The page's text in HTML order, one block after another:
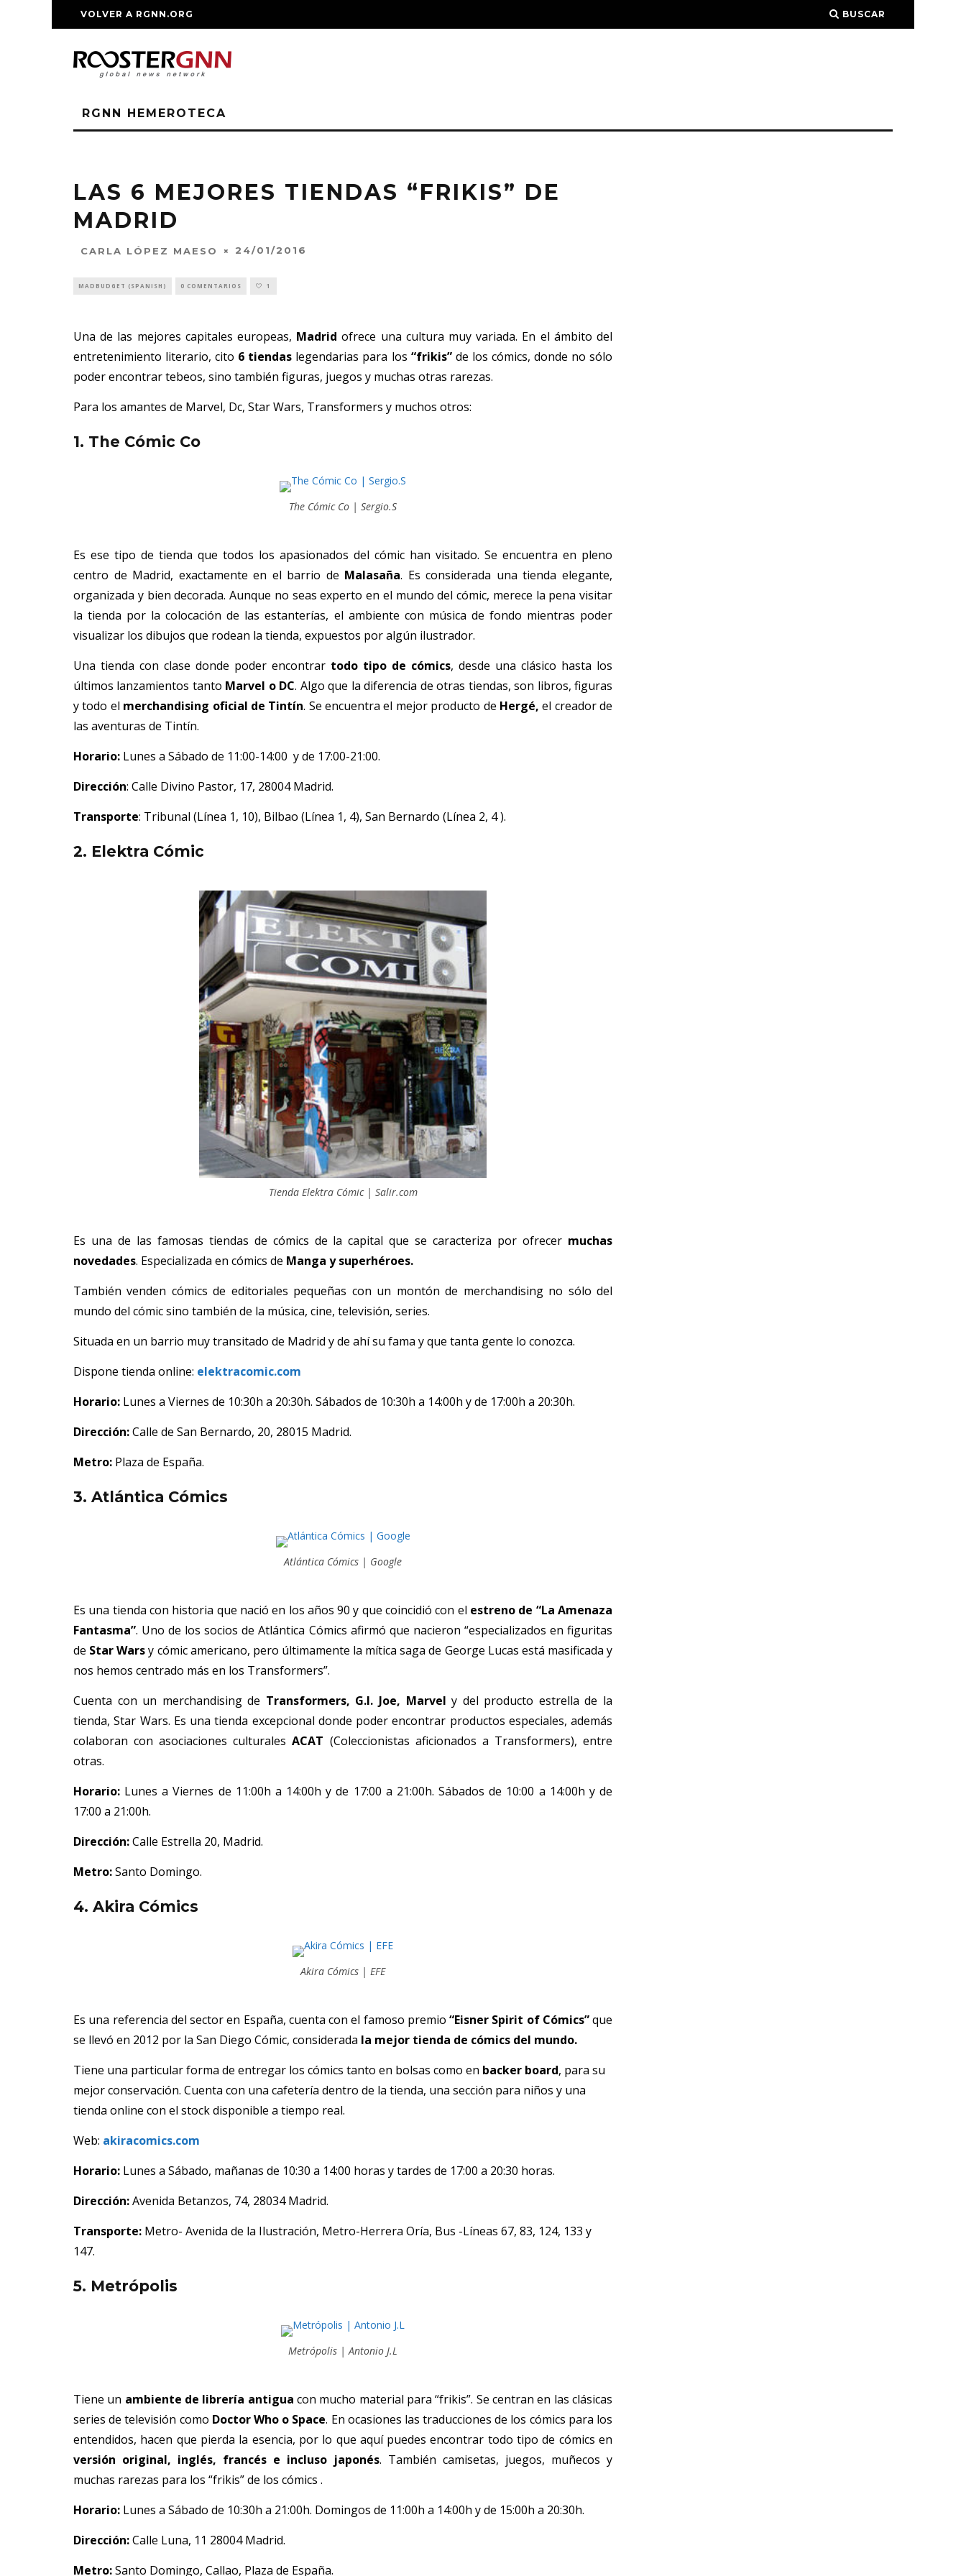
VOLVER A RGNN.ORG BUSCAR
RGNN HEMEROTECA
LAS 6 MEJORES TIENDAS “FRIKIS” DE
MADRID
CARLA LÓPEZ MAESO 24/01/2016
MADBUDGET (SPANISH) 0 COMENTARIOS 1
Una de las mejores capitales europeas, Madrid ofrece una cultura muy variada. En el ámbito del
entretenimiento literario, cito 6 tiendas legendarias para los “frikis”de los cómics, donde no sólo
poder encontrar tebeos, sino también figuras, juegos y muchas otras rarezas.
Para los amantes de Marvel, Dc, Star Wars, Transformers y muchos otros:
1. The Cómic Co
The Cómic Co | Sergio.S
Es ese tipo de tienda que todos los apasionados del cómic han visitado. Se encuentra en pleno
centro de Madrid, exactamente en el barrio de Malasaña. Es considerada una tienda elegante,
organizada y bien decorada. Aunque no seas experto en el mundo del cómic, merece la pena visitar
la tienda por la colocación de las estanterías, el ambiente con música de fondo mientras poder
visualizar los dibujos que rodean la tienda, expuestos por algún ilustrador.
Una tienda con clase donde poder encontrar todo tipo de cómics, desde una clásico hasta los
últimos lanzamientos tanto Marvel o DC. Algo que la diferencia de otras tiendas, son libros, figuras
y todo el merchandising oficial de Tintín. Se encuentra el mejor producto de Hergé, el creador de
las aventuras de Tintín.
Horario: Lunes a Sábado de 11:00-14:00 y de 17:00-21:00.
Dirección: Calle Divino Pastor, 17, 28004 Madrid.
Transporte: Tribunal (Línea 1, 10), Bilbao (Línea 1, 4), San Bernardo (Línea 2, 4 ).
2. Elektra Cómic
Tienda Elektra Cómic | Salir.com
Es una de las famosas tiendas de cómics de la capital que se caracteriza por ofrecer muchas
novedades. Especializada en cómics de Manga y superhéroes.
También venden cómics de editoriales pequeñas con un montón de merchandising no sólo del
mundo del cómic sino también de la música, cine, televisión, series.
Situada en un barrio muy transitado de Madrid y de ahí su fama y que tanta gente lo conozca.
Dispone tienda online: elektracomic.com
Horario: Lunes a Viernes de 10:30h a 20:30h. Sábados de 10:30h a 14:00h y de 17:00h a 20:30h.
Dirección:Calle de San Bernardo, 20, 28015 Madrid.
Metro: Plaza de España.
3. Atlántica Cómics
Atlántica Cómics | Google
Es una tienda con historia que nació en los años 90 y que coincidió con el estreno de “La Amenaza
Fantasma”. Uno de los socios de Atlántica Cómics afirmó que nacieron “especializados en figuritas
de Star Warsy cómic americano, pero últimamente la mítica saga de George Lucas está masificada y
nos hemos centrado más en los Transformers”.
Cuenta con un merchandising de Transformers, G.I. Joe, Marvel y del producto estrella de la
tienda, Star Wars. Es una tienda excepcional donde poder encontrar productos especiales, además
colaboran con asociaciones culturalesACAT (Coleccionistas aficionados a Transformers), entre
otras.
Horario: Lunes a Viernes de 11:00h a 14:00h y de 17:00 a 21:00h. Sábados de 10:00 a 14:00h y de
17:00 a 21:00h.
Dirección:Calle Estrella 20, Madrid.
Metro:Santo Domingo.
4. Akira Cómics
Akira Cómics | EFE
Es una referencia del sector en España, cuenta con el famoso premio “Eisner Spirit of Cómics”que
se llevó en 2012 por la San Diego Cómic, considerada la mejor tienda de cómics del mundo.
Tiene una particular forma de entregar los cómics tanto en bolsas como en backer board, para su
mejor conservación. Cuenta con una cafetería dentro de la tienda, una sección para niños y una
tienda online con el stockdisponible a tiempo real.
Web: akiracomics.com
Horario: Lunes a Sábado, mañanas de 10:30 a 14:00 horas y tardes de 17:00 a 20:30 horas.
Dirección:Avenida Betanzos, 74, 28034 Madrid.
Transporte: Metro- Avenida de la Ilustración, Metro-Herrera Oría, Bus -Líneas 67, 83, 124, 133 y
147.
5. Metrópolis
Metrópolis | Antonio J.L
Tiene un ambiente de librería antigua con mucho material para “frikis”. Se centran en las clásicas
series de televisión como Doctor Who o Space. En ocasiones las traducciones de los cómics para los
entendidos, hacen que pierda la esencia, por lo que aquí puedes encontrar todo tipo de cómics en
versión original, inglés, francés e incluso japonés. También camisetas, juegos, muñecos y
muchas rarezas para los “frikis” de los cómics .
Horario: Lunes a Sábado de 10:30h a 21:00h. Domingos de 11:00h a 14:00h y de 15:00h a 20:30h.
Dirección:Calle Luna, 11 28004 Madrid.
Metro:Santo Domingo, Callao, Plaza de España.